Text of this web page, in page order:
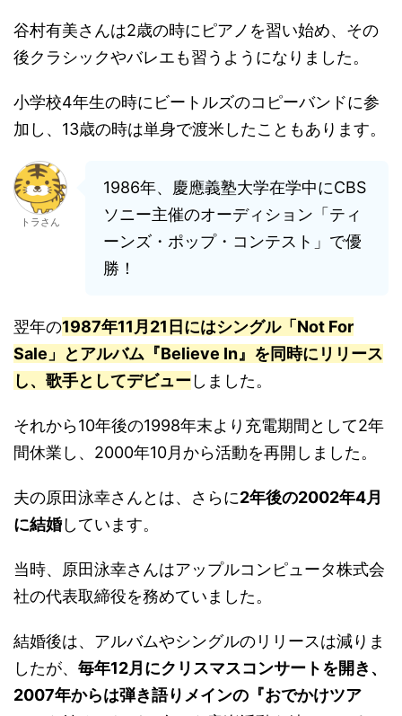
谷村有美さんは2歳の時にピアノを習い始め、その
後クラシックやバレエも習うようになりました。
小学校4年生の時にビートルズのコピーバンドに参
加し、13歳の時は単身で渡米したこともあります。
トラさん
1986年、慶應義塾大学在学中にCBS
ソニー主催のオーディション「ティ
ーンズ・ポップ・コンテスト」で優
勝！
翌年の1987年11月21日にはシングル「Not For
Sale」とアルバム『Believe In』を同時にリリース
し、歌手としてデビューしました。
それから10年後の1998年末より充電期間として2年
間休業し、2000年10月から活動を再開しました。
夫の原田泳幸さんとは、さらに2年後の2002年4月
に結婚しています。
当時、原田泳幸さんはアップルコンピュータ株式会
社の代表取締役を務めていました。
結婚後は、アルバムやシングルのリリースは減りま
したが、 毎年12月にクリスマスコンサートを開き、
2007年からは弾き語りメインの『おでかけツア